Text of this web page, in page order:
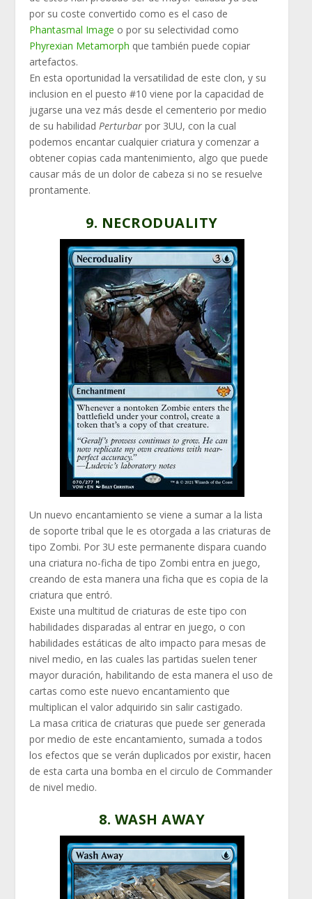
por su coste convertido como es el caso de
Phantasmal Image o por su selectividad como
Phyrexian Metamorph que también puede copiar
artefactos.
En esta oportunidad la versatilidad de este clon, y su
inclusion en el puesto #10 viene por la capacidad de
jugarse una vez más desde el cementerio por medio
de su habilidadPerturbar por 3UU, con la cual
podemos encantar cualquier criatura y comenzar a
obtener copias cada mantenimiento, algo que puede
causar más de un dolor de cabeza si no se resuelve
prontamente.
9. NECRODUALITY
Un nuevo encantamiento se viene a sumar a la lista
de soporte tribal que le es otorgada a las criaturas de
tipo Zombi. Por 3U este permanente dispara cuando
una criatura no-ficha de tipo Zombi entra en juego,
creando de esta manera una ficha que es copia de la
criatura que entró.
Existe una multitud de criaturas de este tipo con
habilidades disparadas al entrar en juego, o con
habilidades estáticas de alto impacto para mesas de
nivel medio, en las cuales las partidas suelen tener
mayor duración, habilitando de esta manera el uso de
cartas como este nuevo encantamiento que
multiplican el valor adquirido sin salir castigado.
La masa critica de criaturas que puede ser generada
por medio de este encantamiento, sumada a todos
los efectos que se verán duplicados por existir, hacen
de esta carta una bomba en el circulo de Commander
de nivel medio.
8. WASH AWAY